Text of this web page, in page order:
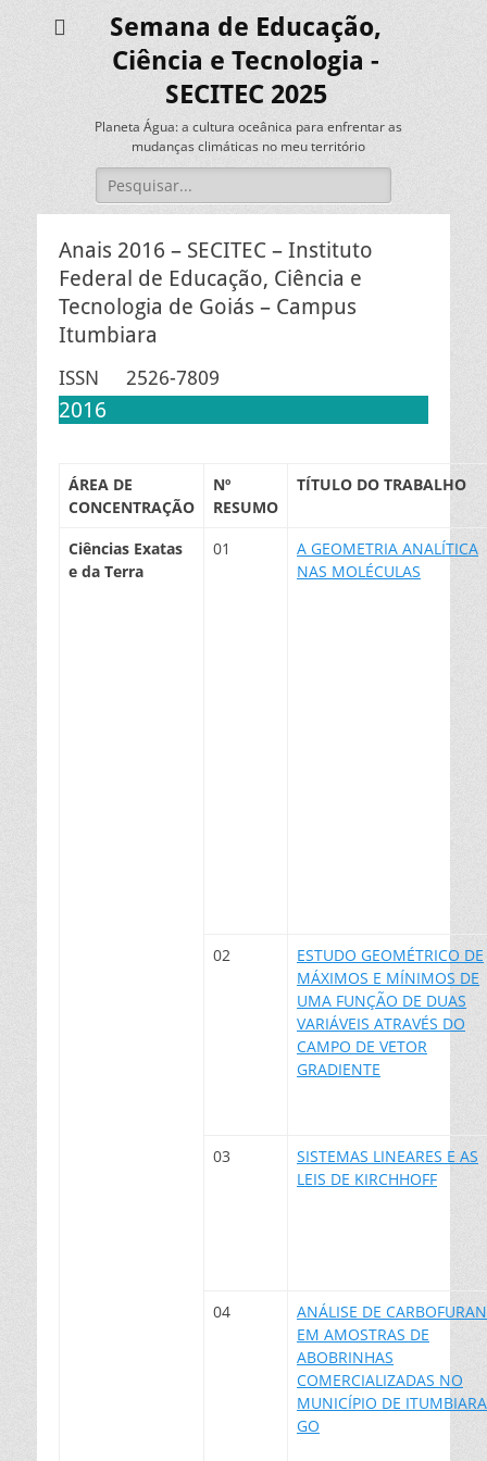
Semana de Educação,
Ciência e Tecnologia -
SECITEC 2025
Planeta Água: a cultura oceânica para enfrentar as
mudanças climáticas no meu território
Pesquisar
por:
Anais 2016 – SECITEC – Instituto
Federal de Educação, Ciência e
Tecnologia de Goiás – Campus
Itumbiara
ISSN 2526-7809
2016
ÁREA DE
CONCENTRAÇÃO
Nº
RESUMO
TÍTULO DO TRABALHO
Ciências Exatas
e da Terra
01
A GEOMETRIA ANALÍTICA
NAS MOLÉCULAS
02
ESTUDO GEOMÉTRICO DE
MÁXIMOS E MÍNIMOS DE
UMA FUNÇÃO DE DUAS
VARIÁVEIS ATRAVÉS DO
CAMPO DE VETOR
GRADIENTE
03
SISTEMAS LINEARES E AS
LEIS DE KIRCHHOFF
04
ANÁLISE DE
EM AMOSTRAS DE
ABOBRINHAS
COMERCIALIZADAS NO
MUNICÍPIO DE
GO